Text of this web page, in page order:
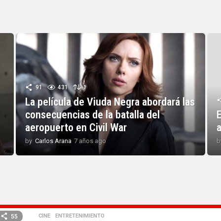
91 431 1
La película de Viuda Negra abordará las
consecuencias de la batalla del
aeropuerto en Civil War
by Carlos Arana 7 años ago7
o
55 CINE ,ENTRETENIMIENTO